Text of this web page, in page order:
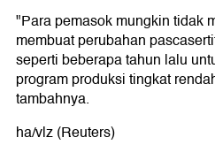
"Para pemasok mungkin tidak
membuat perubahan
seperti beberapa tahun lalu
program produksi tingkat
tambahnya.
ha/vlz (Reuters)